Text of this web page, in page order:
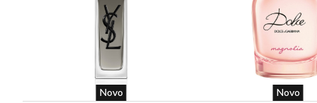
Novo Novo